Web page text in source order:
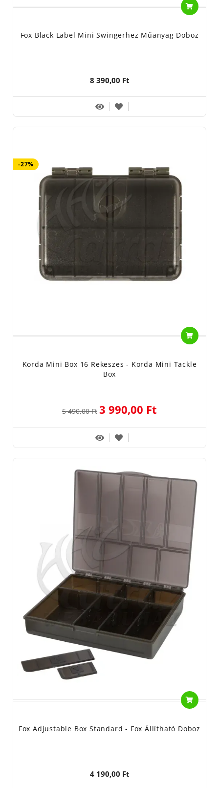
Fox Black Label Mini Swingerhez Műanyag Doboz
8 390,00 Ft
-27%
Korda Mini Box 16 Rekeszes - Korda Mini Tackle
Box
5 490,00 Ft 3 990,00 Ft
Fox Adjustable Box Standard - Fox Állítható Doboz
4 190,00 Ft